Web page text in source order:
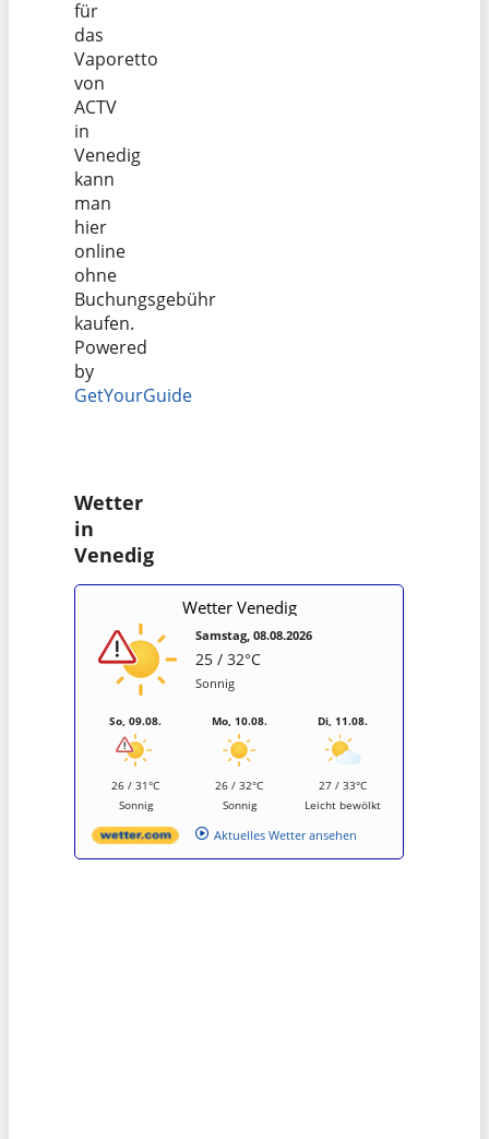
für
das
Vaporetto
von
ACTV
in
Venedig
kann
man
hier
online
ohne
Buchungsgebühr
kaufen.
Powered
by
GetYourGuide
Wetter
in
Venedig
Wetter Venedig
Samstag, 08.08.2026
25 / 32°C
Sonnig
So, 09.08.
26 / 31°C
Sonnig
Mo, 10.08.
26 / 32°C
Sonnig
Di, 11.08.
27 / 33°C
Leicht bewölkt
Aktuelles Wetter ansehen